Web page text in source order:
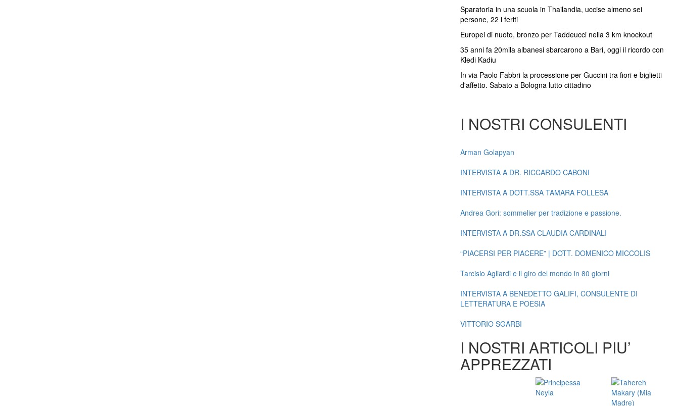
Sparatoria in una scuola in Thailandia, uccise almeno sei
persone, 22 i feriti
Europei di nuoto, bronzo per Taddeucci nella 3 km knockout
35 anni fa 20mila albanesi sbarcarono a Bari, oggi il ricordo con
Kledi Kadiu
In via Paolo Fabbri la processione per Guccini tra fiori e biglietti
d'affetto. Sabato a Bologna lutto cittadino
I NOSTRI CONSULENTI
Arman Golapyan
INTERVISTA A DR. RICCARDO CABONI
INTERVISTA A DOTT.SSA TAMARA FOLLESA
Andrea Gori: sommelier per tradizione e passione.
INTERVISTA A DR.SSA CLAUDIA CARDINALI
“PIACERSI PER PIACERE” | DOTT. DOMENICO MICCOLIS
Tarcisio Agliardi e il giro del mondo in 80 giorni
INTERVISTA A BENEDETTO GALIFI, CONSULENTE DI
LETTERATURA E POESIA
VITTORIO SGARBI
I NOSTRI ARTICOLI PIU’
APPREZZATI